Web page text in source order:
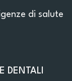
di salute
DENTALI